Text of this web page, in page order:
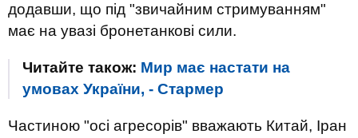
додавши, що під "звичайним стримуванням"
має на увазі бронетанкові сили.
Читайте також: Мир має настати на
умовах України, - Стармер
Частиною "осі агресорів" вважають Китай, Іран